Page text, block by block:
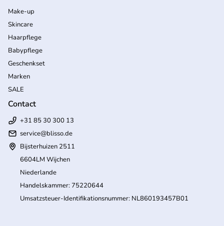
Make-up
Skincare
Haarpflege
Babypflege
Geschenkset
Marken
SALE
Contact
+31 85 30 300 13
service@blisso.de
Bijsterhuizen 2511
6604LM Wijchen
Niederlande
Handelskammer: 75220644
Umsatzsteuer-Identifikationsnummer: NL860193457B01